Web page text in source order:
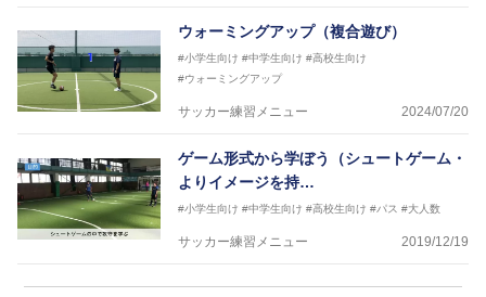
ウォーミングアップ（複合遊び）
#小学生向け #中学生向け #高校生向け
#ウォーミングアップ
サッカー練習メニュー 2024/07/20
ゲーム形式から学ぼう（シュートゲーム・
よりイメージを持…
#小学生向け #中学生向け #高校生向け #パス #大人数
サッカー練習メニュー 2019/12/19